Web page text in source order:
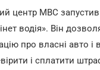
центр МВС запустив
водія». Він
про власні авто і
і сплатити